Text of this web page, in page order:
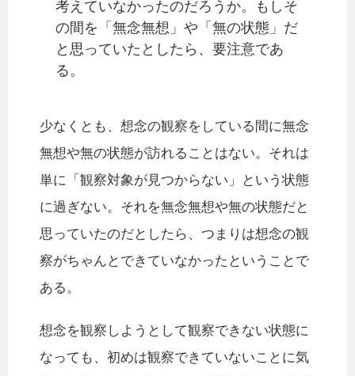
考えていなかったのだろうか。もしそ
の間を「無念無想」や「無の状態」だ
と思っていたとしたら、要注意であ
る。
少なくとも、想念の観察をしている間に無念
無想や無の状態が訪れることはない。それは
単に「観察対象が見つからない」という状態
に過ぎない。それを無念無想や無の状態だと
思っていたのだとしたら、つまりは想念の観
察がちゃんとできていなかったということで
ある。
想念を観察しようとして観察できない状態に
なっても、初めは観察できていないことに気